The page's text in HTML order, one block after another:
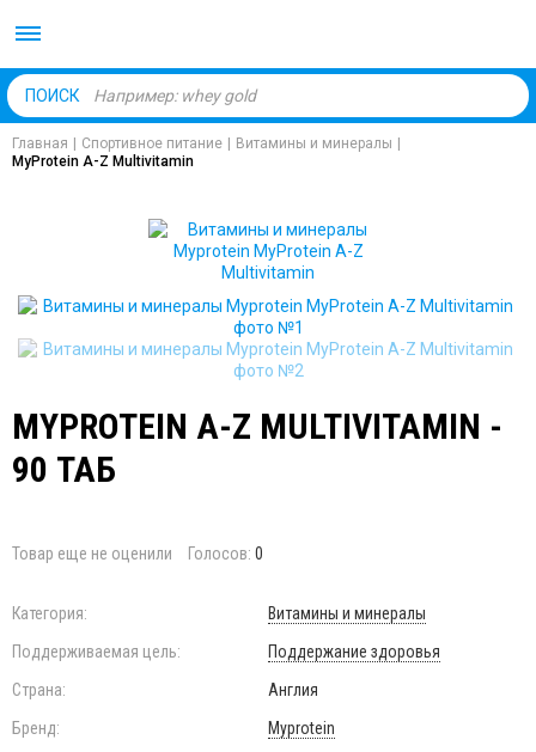
ПОИСК
Главная Спортивное питание Витамины и минералы
MyProtein A-Z Multivitamin
MYPROTEIN A-Z MULTIVITAMIN -
90 ТАБ
Товар еще не оценили Голосов: 0
Категория:
Витамины и минералы
Поддерживаемая цель:
Поддержание здоровья
Страна:
Англия
Бренд:
Myprotein